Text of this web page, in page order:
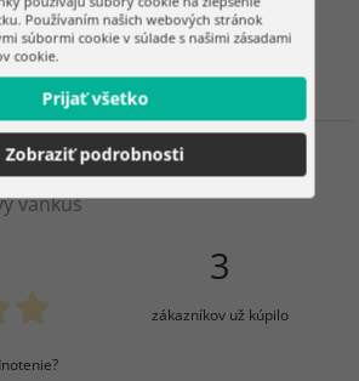
prostriedok
vankúš
3
zákazníkov už kúpilo
Používaním našich webových stránok
súbormi cookie v súlade s našimi zásadami
cookie.
Prijať všetko
Zobraziť podrobnosti